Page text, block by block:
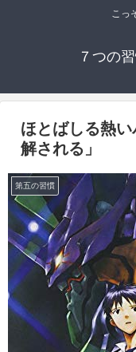
こっ
７つの
ほとばしる熱
解される」
第五の習慣